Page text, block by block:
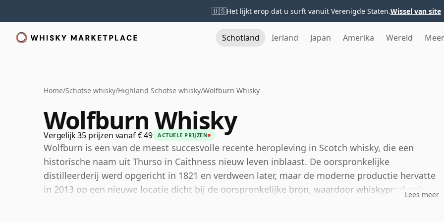
🇺🇸Het lijkt erop dat u surft vanuit Verenigde Staten.Wissel van site
Schotland Ierland Japan Amerika Wereld Meer
Home/Schotse whisky/Highland Schotse whisky/Wolfburn Whisky
Wolfburn Whisky
Vergelijk 35 prijzen vanaf € 49 ACTUELE PRIJZEN
Wolfburn is een van de meest succesvolle recente heropleving in Scotch whisky, die een
historische naam uit Thurso in Caithness nieuw leven inblaast. De oorspronkelijke
distilleerderij werd opgericht in 1821 en verdween later, maar de moderne productie hervatte
in 2013 op een nieuwe locatie dicht bij de oorspronkelijke bron, waardoor whiskyproductie
Lees meer